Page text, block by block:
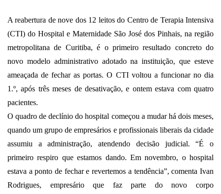
A reabertura de nove dos 12 leitos do Centro de Terapia Intensiva
(CTI) do Hospital e Maternidade São José dos Pinhais, na região
metropolitana de Curitiba, é o primeiro resultado concreto do
novo modelo administrativo adotado na instituição, que esteve
ameaçada de fechar as portas. O CTI voltou a funcionar no dia
1.º, após três meses de desativação, e ontem estava com quatro
pacientes.
O quadro de declínio do hospital começou a mudar há dois meses,
quando um grupo de empresários e profissionais liberais da cidade
assumiu a administração, atendendo decisão judicial. “É o
primeiro respiro que estamos dando. Em novembro, o hospital
estava a ponto de fechar e revertemos a tendência”, comenta Ivan
Rodrigues, empresário que faz parte do novo corpo